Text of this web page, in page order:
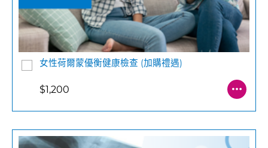
女性荷爾蒙優衡健康檢查 (加購禮遇)
$1,200